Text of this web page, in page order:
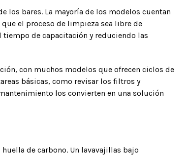
los bares. La mayoría de los modelos cuentan
el proceso de limpieza sea libre de
de capacitación y reduciendo las
con muchos modelos que ofrecen ciclos de
básicas, como revisar los filtros y
los convierten en una solución
de carbono. Un lavavajillas bajo